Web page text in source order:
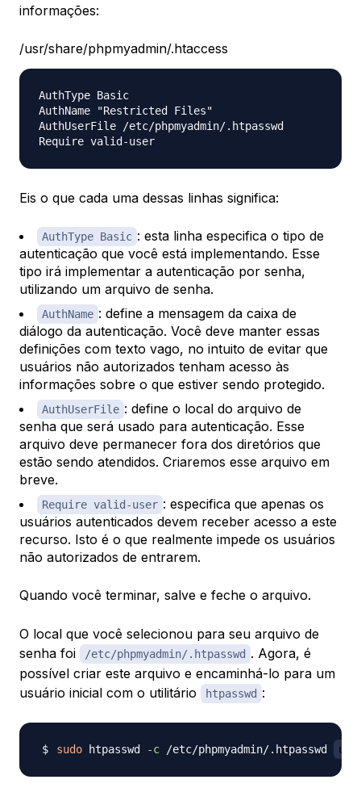
informações:
/usr/share/phpmyadmin/.htaccess
AuthType Basic
AuthName "Restricted Files"
AuthUserFile /etc/phpmyadmin/.htpasswd
Eis o que cada uma dessas linhas significa:
AuthType Basic : esta linha especifica o tipo de
autenticação que você está implementando. Esse
tipo irá implementar a autenticação por senha,
utilizando um arquivo de senha.
AuthName : define a mensagem da caixa de
diálogo da autenticação. Você deve manter essas
definições com texto vago, no intuito de evitar que
usuários não autorizados tenham acesso às
informações sobre o que estiver sendo protegido.
AuthUserFile : define o local do arquivo de
senha que será usado para autenticação. Esse
arquivo deve permanecer fora dos diretórios que
estão sendo atendidos. Criaremos esse arquivo em
breve.
Require valid-user : especifica que apenas os
usuários autenticados devem receber acesso a este
recurso. Isto é o que realmente impede os usuários
não autorizados de entrarem.
Quando você terminar, salve e feche o arquivo.
O local que você selecionou para seu arquivo de
senha foi
/etc/phpmyadmin/.htpasswd . Agora, é
possível criar este arquivo e encaminhá-lo para um
usuário inicial com o utilitário
htpasswd :
sudo htpasswd -c /etc/phpmyadmin/.htpasswd